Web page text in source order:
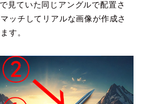
見ていた同じアングルで配置さ
ッチしてリアルな画像が作成さ
す。